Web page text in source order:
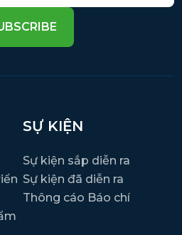
SỰ KIỆN
Sự kiện sắp diễn ra
Sự kiện đã diễn ra
Thông cáo Báo chí